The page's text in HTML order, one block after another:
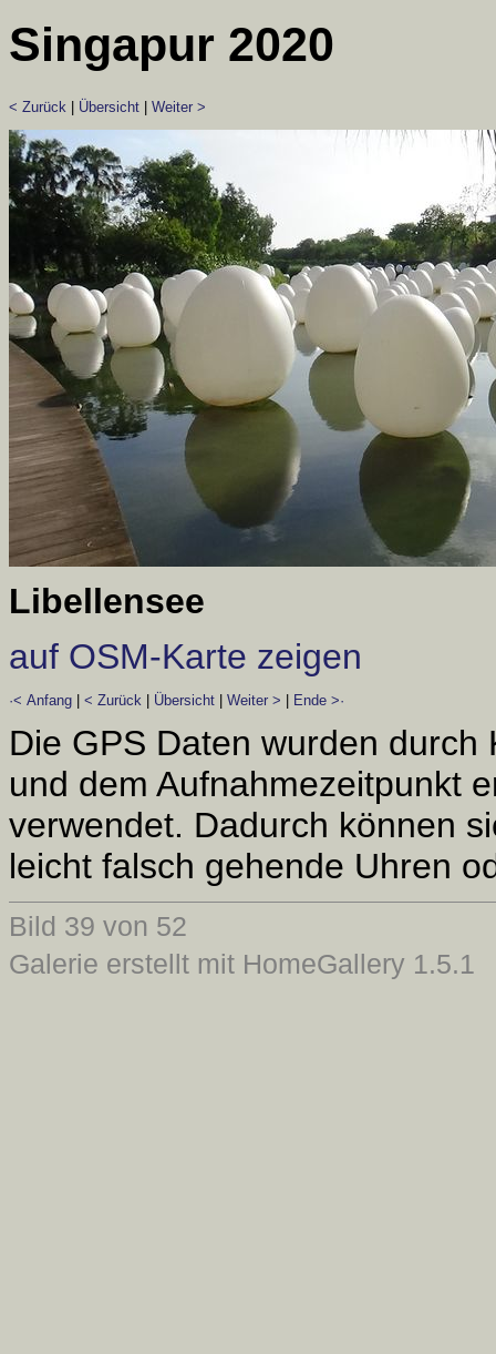
Singapur 2020
< Zurück Übersicht Weiter >
Libellensee
auf OSM-Karte zeigen
·< Anfang < Zurück Übersicht Weiter > Ende >·
Die GPS Daten wurden
und dem Aufnahmezeitpunkt
verwendet. Dadurch können
leicht falsch gehende Uhren
Bild 39 von 52
Galerie erstellt mit HomeGallery 1.5.1